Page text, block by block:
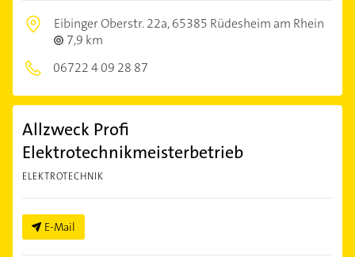
Eibinger Oberstr. 22a,65385 Rüdesheim am Rhein
7,9 km
06722 4 09 28 87
Allzweck Profi
Elektrotechnikmeisterbetrieb
ELEKTROTECHNIK
E-Mail